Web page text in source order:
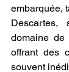
embarquée,
Descartes,
domaine de
offrant des
souvent